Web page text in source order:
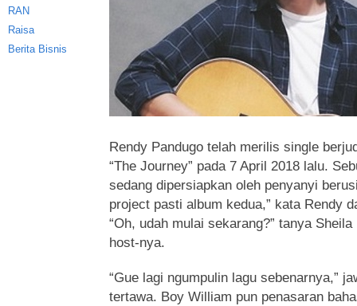
RAN
Raisa
Berita Bisnis
Rendy Pandugo telah merilis single
“The Journey” pada 7 April 2018 lalu.
sedang dipersiapkan oleh penyanyi
project pasti album kedua,” kata Rendy
“Oh, udah mulai sekarang?” tanya
host-nya.
“Gue lagi ngumpulin lagu sebenarnya,”
tertawa. Boy William pun penasaran